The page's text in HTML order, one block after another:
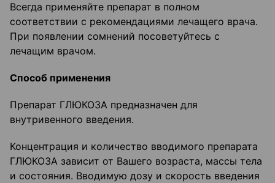
Всегда применяйте препарат в полном
соответствии с рекомендациями лечащего врача.
При появлении сомнений посоветуйтесь с
лечащим врачом.
Способ применения
Препарат ГЛЮКОЗА предназначен для
внутривенного введения.
Концентрация и количество вводимого препарата
ГЛЮКОЗА зависит от Вашего возраста, массы тела
и состояния. Вводимую дозу и скорость введения